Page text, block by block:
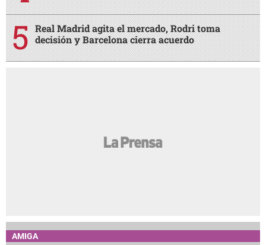
Real Madrid agita el mercado, Rodri toma
decisión y Barcelona cierra acuerdo
AMIGA